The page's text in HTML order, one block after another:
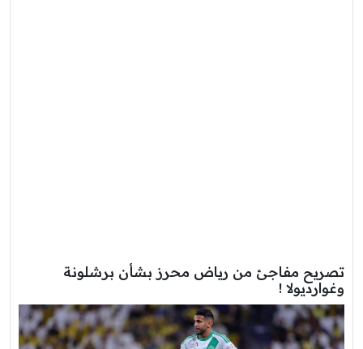
تصريح مفاجئ من رياض محرز بشأن برشلونة
وغوارديولا !